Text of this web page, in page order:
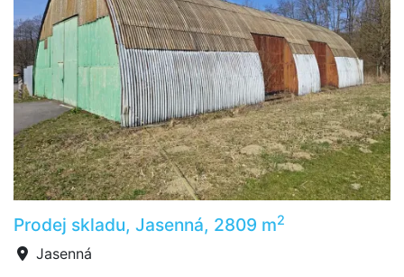
Prodej skladu, Jasenná, 2809 m2
Jasenná